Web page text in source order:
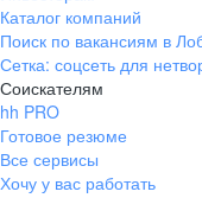
Каталог компаний
Поиск по вакансиям в
Сетка: соцсеть для
Соискателям
hh PRO
Готовое резюме
Все сервисы
Хочу у вас работать